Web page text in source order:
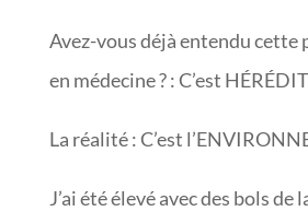
Avez-vous déjà entendu cette
en médecine ? : C’est
La réalité : C’est
J’ai été élevé avec des bols de